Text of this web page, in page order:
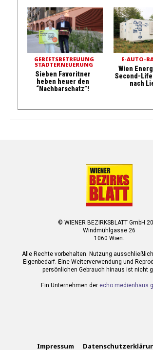
GEBIETSBETREUUNG
STADTERNEUERUNG
Sieben Favoritner
heben heuer den
“Nachbarschatz”!
E-AUTO-
Wien
Second-
nach
© WIENER BEZIRKSBLATT GmbH
Windmühlgasse 26
1060 Wien.
Alle Rechte vorbehalten. Nutzung
Eigenbedarf. Eine Weiterverwendung und
persönlichen Gebrauch hinaus ist nicht
Ein Unternehmen der echo medienhaus
Impressum